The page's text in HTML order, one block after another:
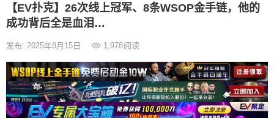
【EV扑克】26次线上冠军、8条WSOP金手链，他的
成功背后全是血泪…
发布: 2025年8月15日 1,978阅读